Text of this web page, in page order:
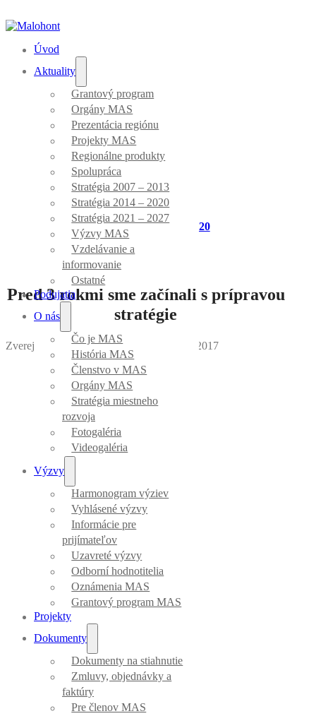
Úvod
Aktuality
Grantový program
Orgány MAS
Prezentácia regiónu
Projekty MAS
Regionálne produkty
Spolupráca
Stratégia 2007 – 2013
Stratégia 2014 – 2020
Stratégia 2021 – 2027
Výzvy MAS
Vzdelávanie a
informovanie
Ostatné
Podujatia
O nás
Čo je MAS
História MAS
Členstvo v MAS
Orgány MAS
Stratégia miestneho
rozvoja
Fotogaléria
Videogaléria
Výzvy
Harmonogram výziev
Vyhlásené výzvy
Informácie pre
prijímateľov
Uzavreté výzvy
Odborní hodnotitelia
Oznámenia MAS
Grantový program MAS
Projekty
Dokumenty
Dokumenty na stiahnutie
Zmluvy, objednávky a
faktúry
Pre členov MAS
Aktuality
Úvod/Stratégia 2014 - 2020
Pred 3 rokmi sme začínali s prípravou
stratégie
Zverejnila Mirka Vargová｜ Dátum: 13.02.2017